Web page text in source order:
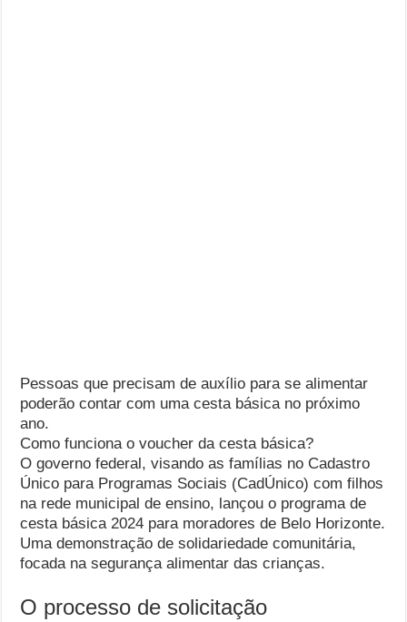
Pessoas que precisam de auxílio para se alimentar
poderão contar com uma cesta básica no próximo
ano.
Como funciona o voucher da cesta básica?
O governo federal, visando as famílias no Cadastro
Único para Programas Sociais (CadÚnico) com filhos
na rede municipal de ensino, lançou o programa de
cesta básica 2024 para moradores de Belo Horizonte.
Uma demonstração de solidariedade comunitária,
focada na segurança alimentar das crianças.
O processo de solicitação